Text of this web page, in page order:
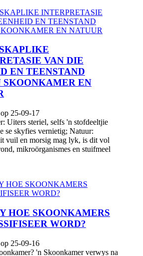
VAN DIE
EN TEENSTAND
SKOONKAMER EN
25-09-17
Uiters steriel, selfs 'n stofdeeltjie
se skyfies vernietig; Natuur:
vuil en morsig mag lyk, is dit vol
mikroörganismes en stuifmeel
HOE SKOONKAMERS
WORD?
25-09-16
'n Skoonkamer verwys na